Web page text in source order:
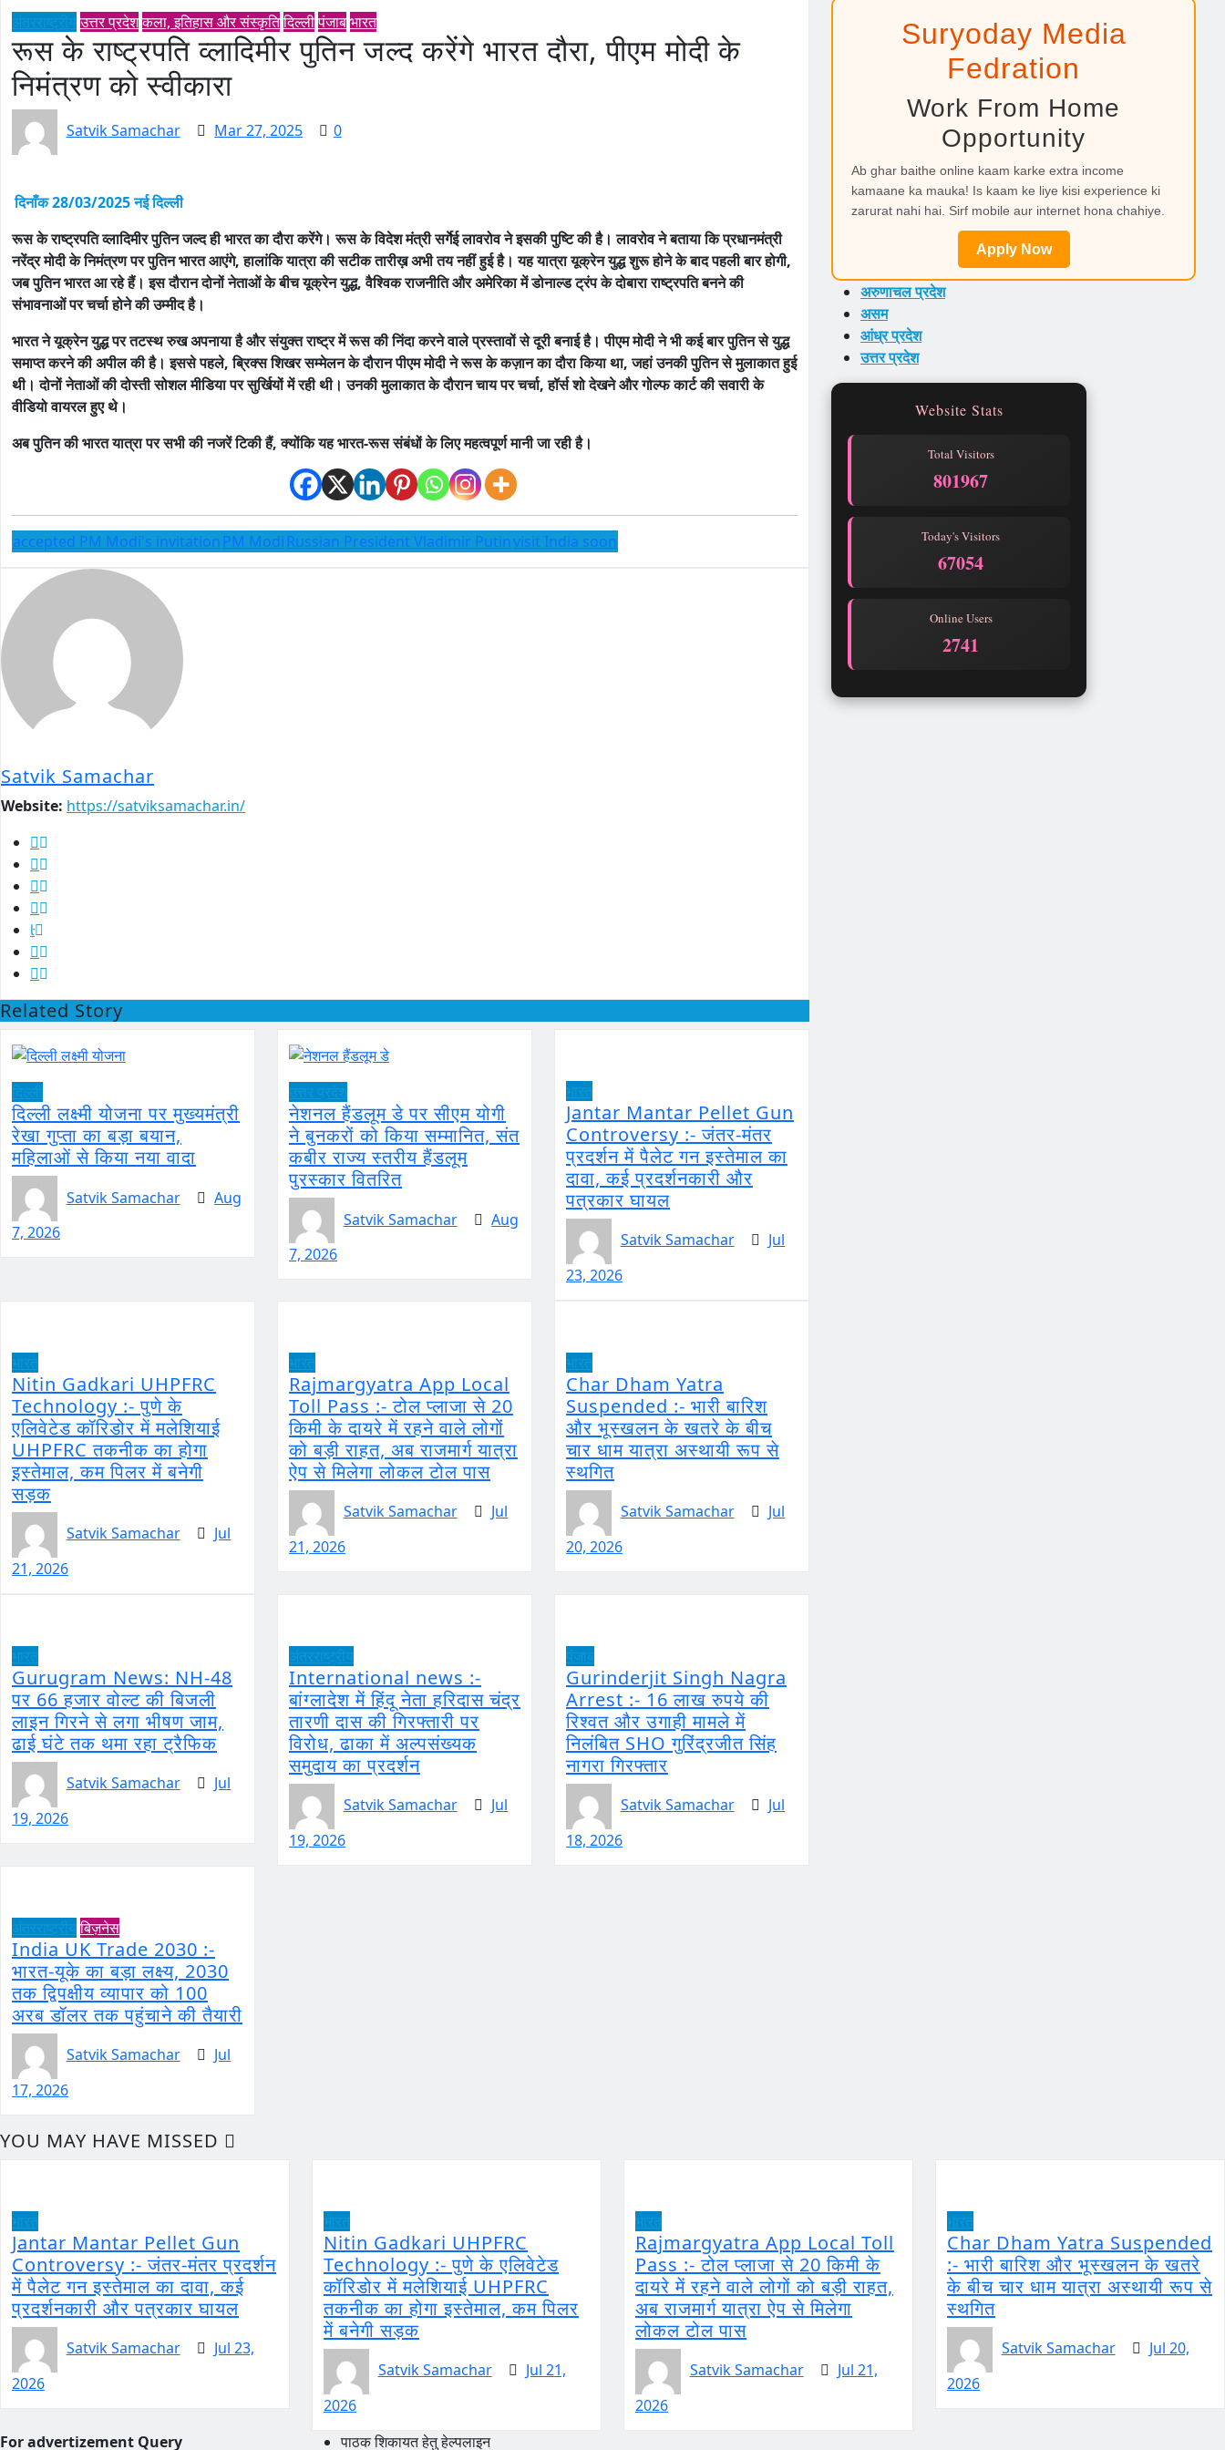
उत्तर प्रदेशकला, इतिहास और संस्कृतिदिल्लीपंजाबभारत
रूस के राष्ट्रपति व्लादिमीर पुतिन जल्द करेंगे भारत दौरा, पीएम मोदी के
निमंत्रण को स्वीकारा
Satvik Samachar Mar 27, 2025 0
दिनाँक 28/03/2025 नई दिल्ली
रूस के राष्ट्रपति व्लादिमीर पुतिन जल्द ही भारत का दौरा करेंगे। रूस के विदेश मंत्री सर्गेई लावरोव ने इसकी पुष्टि की है। लावरोव ने बताया कि प्रधानमंत्री
नरेंद्र मोदी के निमंत्रण पर पुतिन भारत आएंगे, हालांकि यात्रा की सटीक तारीख़ अभी तय नहीं हुई है। यह यात्रा यूक्रेन युद्ध शुरू होने के बाद पहली बार होगी,
जब पुतिन भारत आ रहे हैं। इस दौरान दोनों नेताओं के बीच यूक्रेन युद्ध, वैश्विक राजनीति और अमेरिका में डोनाल्ड ट्रंप के दोबारा राष्ट्रपति बनने की
संभावनाओं पर चर्चा होने की उम्मीद है।
भारत ने यूक्रेन युद्ध पर तटस्थ रुख अपनाया है और संयुक्त राष्ट्र में रूस की निंदा करने वाले प्रस्तावों से दूरी बनाई है। पीएम मोदी ने भी कई बार पुतिन से युद्ध
समाप्त करने की अपील की है। इससे पहले, ब्रिक्स शिखर सम्मेलन के दौरान पीएम मोदी ने रूस के कज़ान का दौरा किया था, जहां उनकी पुतिन से मुलाकात हुई
थी। दोनों नेताओं की दोस्ती सोशल मीडिया पर सुर्खियों में रही थी। उनकी मुलाकात के दौरान चाय पर चर्चा, हॉर्स शो देखने और गोल्फ कार्ट की सवारी के
वीडियो वायरल हुए थे।
अब पुतिन की भारत यात्रा पर सभी की नजरें टिकी हैं, क्योंकि यह भारत-रूस संबंधों के लिए महत्वपूर्ण मानी जा रही है।
accepted PM Modi's invitation PM Modi Russian President Vladimir Putinvisit India soon
Satvik Samachar
Website: https://satviksamachar.in/
Related Story
दिल्ली लक्ष्मी योजना पर मुख्यमंत्री
रेखा गुप्ता का बड़ा बयान,
महिलाओं से किया नया वादा
Satvik Samachar
Aug
7, 2026
उत्तर प्रदेश
नेशनल हैंडलूम डे पर सीएम योगी
ने बुनकरों को किया सम्मानित, संत
कबीर राज्य स्तरीय हैंडलूम
पुरस्कार वितरित
Satvik Samachar
Aug
7, 2026
Jantar Mantar Pellet Gun
Controversy :- जंतर-मंतर
प्रदर्शन में पैलेट गन इस्तेमाल का
दावा, कई प्रदर्शनकारी और
पत्रकार घायल
Satvik Samachar
Jul
23, 2026
Nitin Gadkari UHPFRC
Technology :- पुणे के
एलिवेटेड कॉरिडोर में मलेशियाई
UHPFRC तकनीक का होगा
इस्तेमाल, कम पिलर में बनेगी
सड़क
Satvik Samachar
Jul
21, 2026
Rajmargyatra App Local
Toll Pass :- टोल प्लाजा से 20
किमी के दायरे में रहने वाले लोगों
को बड़ी राहत, अब राजमार्ग यात्रा
ऐप से मिलेगा लोकल टोल पास
Satvik Samachar
Jul
21, 2026
Char Dham Yatra
Suspended :- भारी बारिश
और भूस्खलन के खतरे के बीच
चार धाम यात्रा अस्थायी रूप से
स्थगित
Satvik Samachar
Jul
20, 2026
Gurugram News: NH-48
पर 66 हजार वोल्ट की बिजली
लाइन गिरने से लगा भीषण जाम,
ढाई घंटे तक थमा रहा ट्रैफिक
Satvik Samachar
Jul
19, 2026
International news :-
बांग्लादेश में हिंदू नेता हरिदास चंद्र
तारणी दास की गिरफ्तारी पर
विरोध, ढाका में अल्पसंख्यक
समुदाय का प्रदर्शन
Satvik Samachar
Jul
19, 2026
पंजाब
Gurinderjit Singh Nagra
Arrest :- 16 लाख रुपये की
रिश्वत और उगाही मामले में
निलंबित SHO गुरिंद्रजीत सिंह
नागरा गिरफ्तार
Satvik Samachar
Jul
18, 2026
बिज़नेस
India UK Trade 2030 :-
भारत-यूके का बड़ा लक्ष्य, 2030
तक द्विपक्षीय व्यापार को 100
अरब डॉलर तक पहुंचाने की तैयारी
Satvik Samachar
Jul
17, 2026
Suryoday Media
Fedration
Work From Home
Opportunity
Ab ghar baithe online kaam karke extra income
kamaane ka mauka! Is kaam ke liye kisi experience ki
zarurat nahi hai. Sirf mobile aur internet hona chahiye.
Apply Now
अरुणाचल प्रदेश
असम
आंध्र प्रदेश
उत्तर प्रदेश
Website Stats
Total Visitors
801967
Today's Visitors
67054
Online Users
2737
YOU MAY HAVE MISSED
Jantar Mantar Pellet Gun
Controversy :- जंतर-मंतर प्रदर्शन
में पैलेट गन इस्तेमाल का दावा, कई
प्रदर्शनकारी और पत्रकार घायल
Satvik Samachar
Jul 23,
2026
Nitin Gadkari UHPFRC
Technology :- पुणे के एलिवेटेड
कॉरिडोर में मलेशियाई UHPFRC
तकनीक का होगा इस्तेमाल, कम पिलर
में बनेगी सड़क
Satvik Samachar
Jul 21,
2026
Rajmargyatra App Local Toll
Pass :- टोल प्लाजा से 20 किमी के
दायरे में रहने वाले लोगों को बड़ी राहत,
अब राजमार्ग यात्रा ऐप से मिलेगा
लोकल टोल पास
Satvik Samachar
Jul 21,
2026
Char Dham Yatra Suspended
:- भारी बारिश और भूस्खलन के खतरे
के बीच चार धाम यात्रा अस्थायी रूप से
स्थगित
Satvik Samachar
Jul 20,
2026
For advertizement Query पाठक शिकायत हेतु हेल्पलाइन